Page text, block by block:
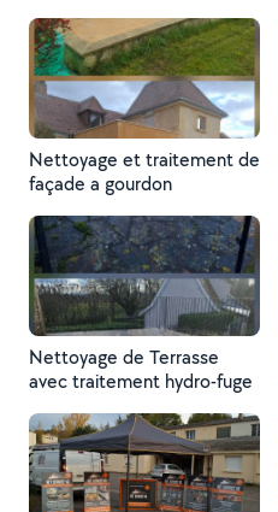
Nettoyage et traitement de
façade a gourdon
Nettoyage de Terrasse
avec traitement hydro-fuge